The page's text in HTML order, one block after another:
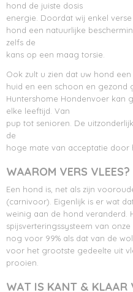
hond de juiste dosis
energie. Doordat wij enkel
hond een natuurlijke
zelfs de
kans op een maag torsie.
Ook zult u zien dat uw hond
huid en een schoon en gezond
Huntershome Hondenvoer kan
elke leeftijd. Van
pup tot senioren. De
de
hoge mate van acceptatie door
WAAROM VERS VLEES?
Een hond is, net als zijn
(carnivoor). Eigenlijk is er wat
weinig aan de hond veranderd.
spijsverteringssysteem van
nog voor 99% als dat van de
voor het grootste gedeelte uit
prooien.
WAT IS KANT & KLAAR